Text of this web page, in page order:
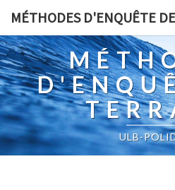
MÉTHODES D'ENQUÊTE
ULB-